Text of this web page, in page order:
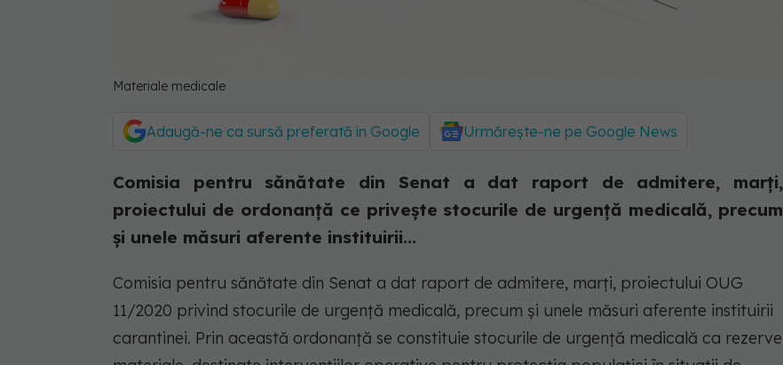
Materiale medicale
Adaugă-ne ca sursă preferată în Google Urmărește-ne pe Google News
Comisia pentru sănătate din Senat a dat raport de admitere, marţi,
proiectului de ordonanță ce privește stocurile de urgenţă medicală, precum
şi unele măsuri aferente instituirii...
Comisia pentru sănătate din Senat a dat raport de admitere, marţi, proiectului OUG
11/2020 privind stocurile de urgenţă medicală, precum şi unele măsuri aferente instituirii
carantinei. Prin această ordonanţă se constituie stocurile de urgenţă medicală ca rezerve